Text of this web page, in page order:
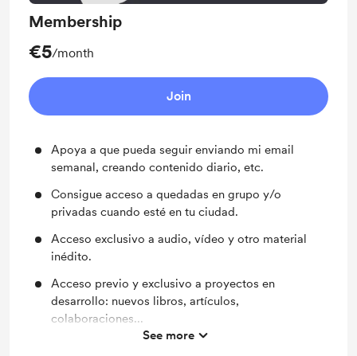
Membership
€5/month
Join
Apoya a que pueda seguir enviando mi email
semanal, creando contenido diario, etc.
Consigue acceso a quedadas en grupo y/o
privadas cuando esté en tu ciudad.
Acceso exclusivo a audio, vídeo y otro material
inédito.
Acceso previo y exclusivo a proyectos en
desarrollo: nuevos libros, artículos,
colaboraciones...
See more